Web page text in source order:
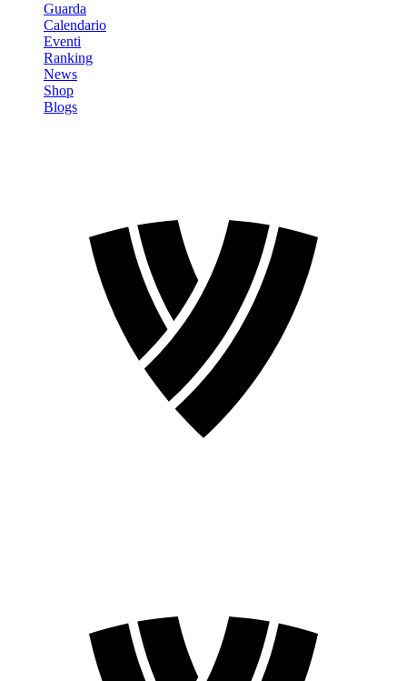
Guarda
Calendario
Eventi
Ranking
News
Shop
Blogs